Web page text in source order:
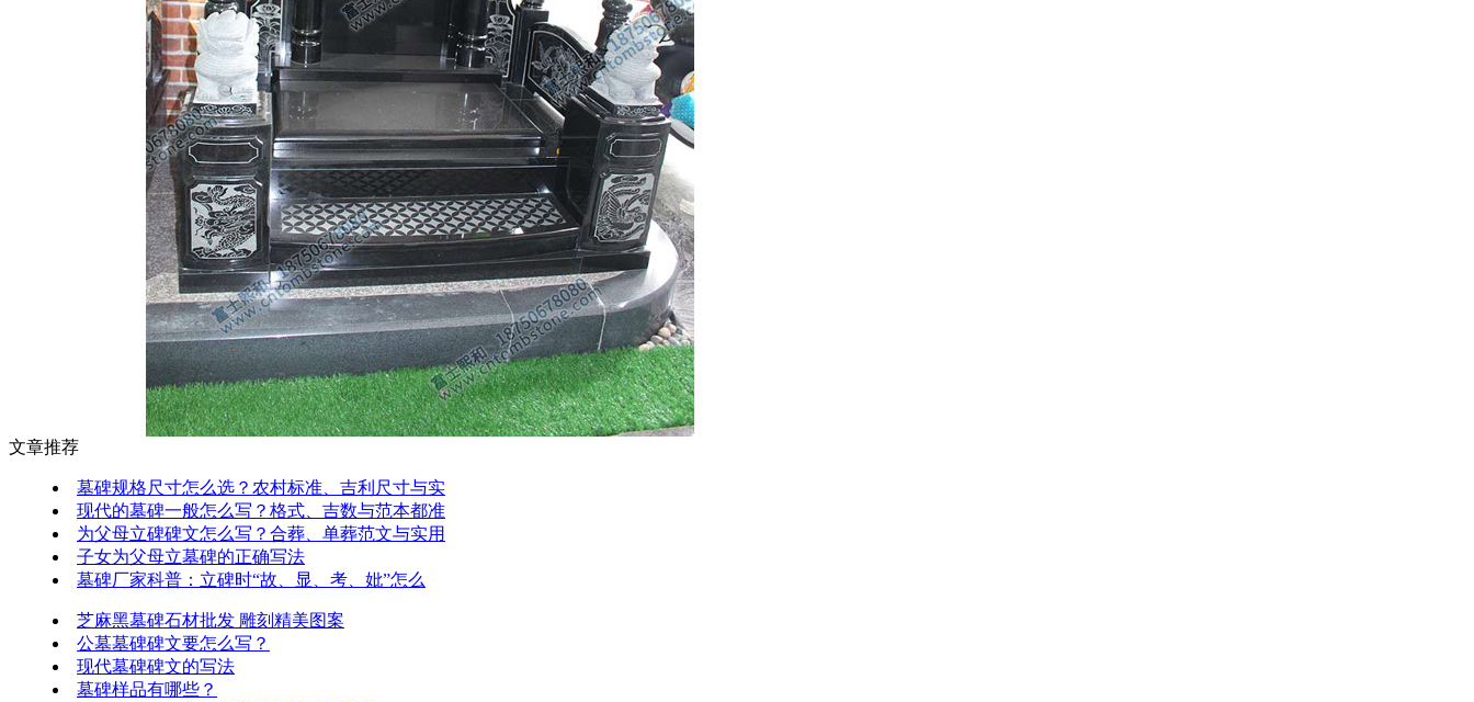
文章推荐
墓碑规格尺寸怎么选？农村标准、吉利尺寸与实
现代的墓碑一般怎么写？格式、吉数与范本都准
为父母立碑碑文怎么写？合葬、单葬范文与实用
子女为父母立墓碑的正确写法
墓碑厂家科普：立碑时“故、显、考、妣”怎么
芝麻黑墓碑石材批发 雕刻精美图案
公墓墓碑碑文要怎么写？
现代墓碑碑文的写法
墓碑样品有哪些？